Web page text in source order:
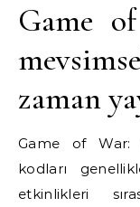
Game
zaman
Game of War:
kodları
etkinlikleri